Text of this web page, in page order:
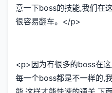
意一下boss的技能,我们在
很容易翻车。</p>
<p>因为有很多的boss在
每一个boss都是不一样的,